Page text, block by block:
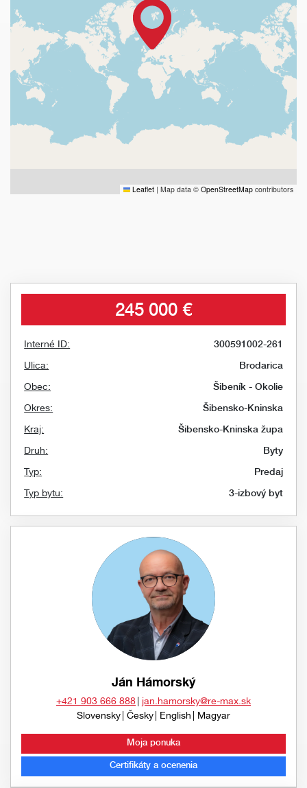
Leaflet | Map data © OpenStreetMap contributors
245 000 €
Interné ID: 300591002-261
Ulica: Brodarica
Obec: Šibeník - Okolie
Okres: Šibensko-Kninska
Kraj: Šibensko-Kninska župa
Druh: Byty
Typ: Predaj
Typ bytu: 3-izbový byt
Ján Hámorský
+421 903 666 888
jan.hamorsky@re-max.sk
Slovensky
Česky English Magyar
Moja ponuka
Certifikáty a ocenenia